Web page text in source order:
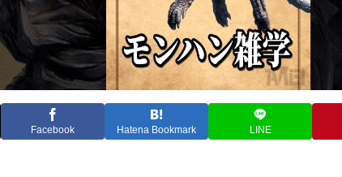
Facebook Hatena Bookmark LINE